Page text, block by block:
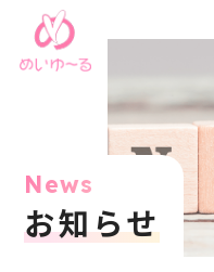
News
お知らせ